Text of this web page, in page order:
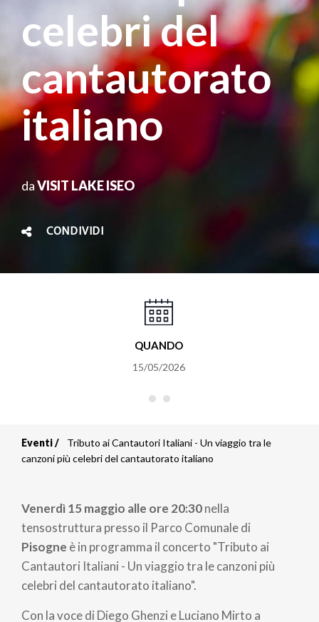
celebri del
cantautorato
italiano
daVISIT LAKE ISEO
CONDIVIDI
QUANDO
15/05/2026
Briciole
pane
Eventi
Tributo ai Cantautori Italiani - Un viaggio tra le
canzoni più celebri del cantautorato italiano
Venerdì 15 maggio alle ore 20:30nella
tensostruttura presso il Parco Comunale di
Pisogne è in programma il concerto "Tributo ai
Cantautori Italiani - Un viaggio tra le canzoni più
celebri del cantautorato italiano".
Con la voce di Diego Ghenzi e Luciano Mirto a